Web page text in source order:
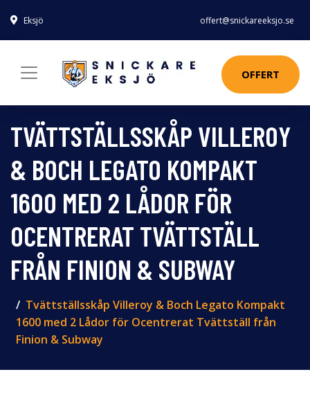
Eksjö offert@snickareeksjo.se
OFFERT
TVÄTTSTÄLLSSKÅP VILLEROY
& BOCH LEGATO KOMPAKT
1600 MED 2 LÅDOR FÖR
OCENTRERAT TVÄTTSTÄLL
FRÅN FINION & SUBWAY
Tvättställsskåp Villeroy & Boch Legato Kompakt
1600 med 2 Lådor för Ocentrerat Tvättställ från
Finion & Subway